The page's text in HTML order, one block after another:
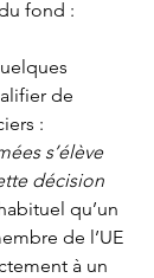
fond :
de
:
s’élève
décision
qu’un
de l’UE
à un